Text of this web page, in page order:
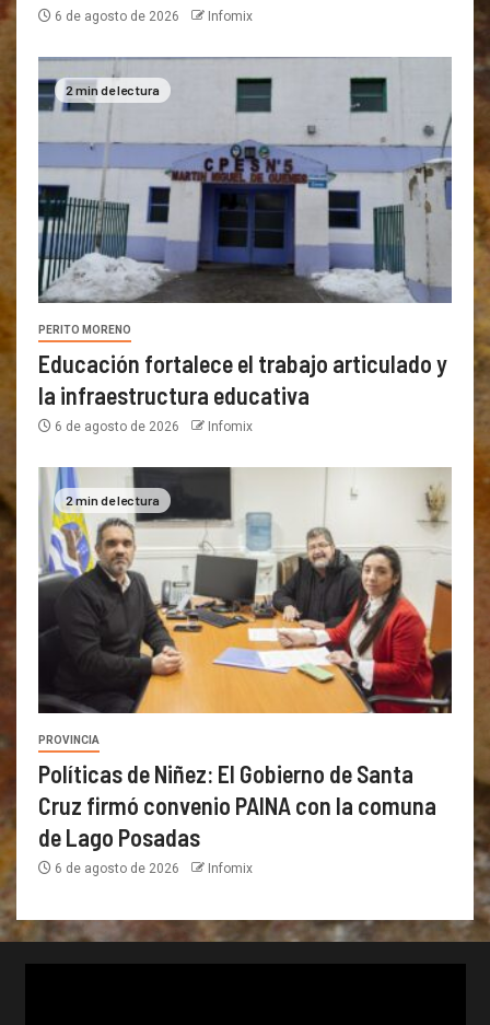
6 de agosto de 2026 Infomix
2 min de lectura
PERITO MORENO
Educación fortalece el trabajo articulado y
la infraestructura educativa
6 de agosto de 2026 Infomix
2 min de lectura
PROVINCIA
Políticas de Niñez: El Gobierno de Santa
Cruz firmó convenio PAINA con la comuna
de Lago Posadas
6 de agosto de 2026 Infomix